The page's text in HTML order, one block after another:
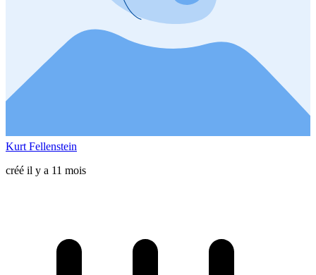
Kurt Fellenstein
créé il y a 11 mois